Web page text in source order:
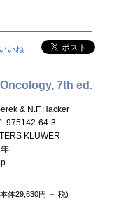
いいね
7th ed.
& N.F.Hacker
975142-64-3
KLUWER
体29,630円 ＋ 税)